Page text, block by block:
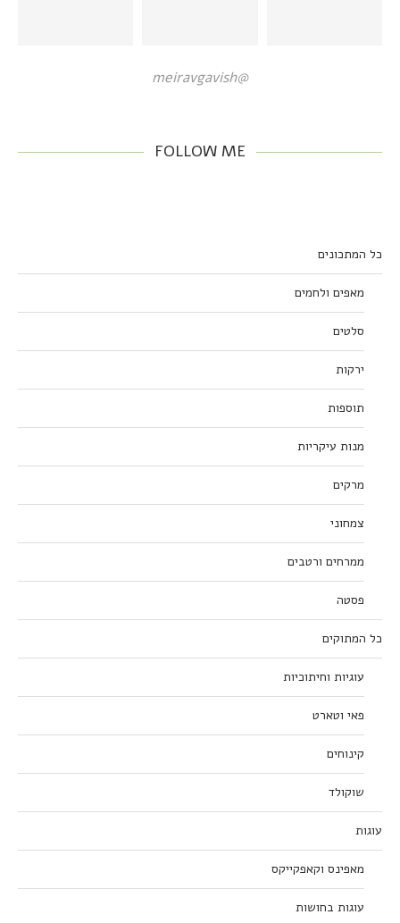
@meiravgavish
FOLLOW ME
כל המתכונים
מאפים ולחמים
סלטים
ירקות
תוספות
מנות עיקריות
מרקים
צמחוני
ממרחים ורטבים
פסטה
כל המתוקים
עוגיות וחיתוכיות
פאי וטארט
קינוחים
שוקולד
עוגות
מאפינס וקאפקייקס
עוגות בחושות